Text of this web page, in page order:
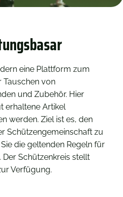
eine Plattform zum
Tauschen von
und Zubehör. Hier
erhaltene Artikel
werden. Ziel ist es, den
Schützengemeinschaft zu
die geltenden Regeln für
Schützenkreis stellt
Verfügung.